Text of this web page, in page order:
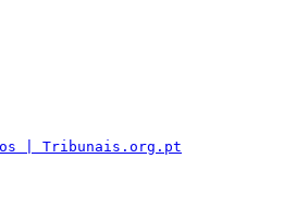
| Tribunais.org.pt